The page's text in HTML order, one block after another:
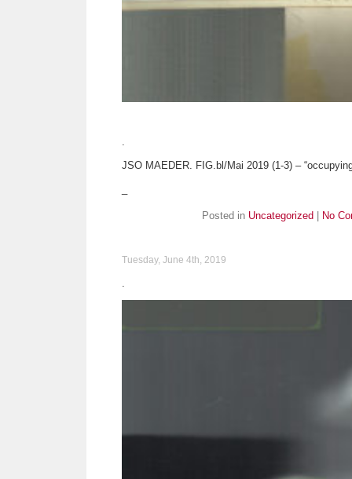
.
JSO MAEDER. FIG.bl/Mai 2019 (1-3) –
Posted in Uncategorized No
Tuesday, June 4th, 2019
.